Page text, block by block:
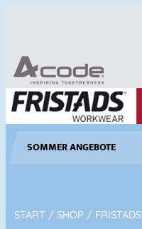
SOMMER ANGEBOTE
START / SHOP / FRISTADS